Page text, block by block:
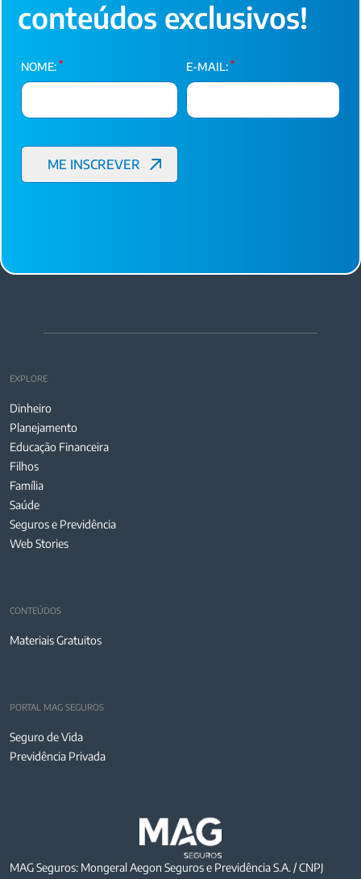
conteúdos exclusivos!
NOME: * E-MAIL: *
EXPLORE
Dinheiro
Planejamento
Educação Financeira
Filhos
Família
Saúde
Seguros e Previdência
Web Stories
CONTEÚDOS
Materiais Gratuitos
PORTAL MAG SEGUROS
Seguro de Vida
Previdência Privada
MAG Seguros: Mongeral Aegon Seguros e Previdência S.A. / CNPJ